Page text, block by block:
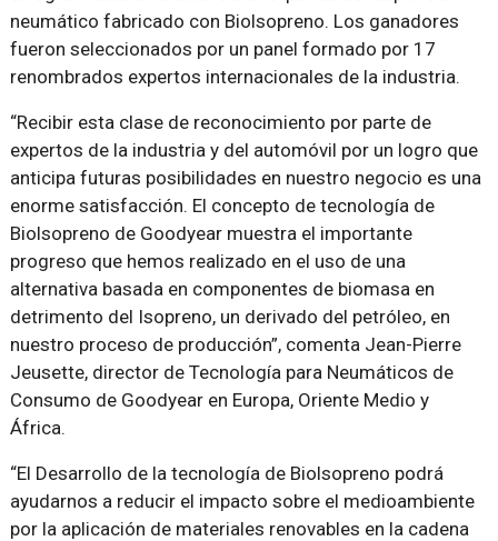
neumático fabricado con Biolsopreno. Los ganadores
fueron seleccionados por un panel formado por 17
renombrados expertos internacionales de la industria.
“Recibir esta clase de reconocimiento por parte de
expertos de la industria y del automóvil por un logro que
anticipa futuras posibilidades en nuestro negocio es una
enorme satisfacción. El concepto de tecnología de
Biolsopreno de Goodyear muestra el importante
progreso que hemos realizado en el uso de una
alternativa basada en componentes de biomasa en
detrimento del Isopreno, un derivado del petróleo, en
nuestro proceso de producción”, comenta Jean-Pierre
Jeusette, director de Tecnología para Neumáticos de
Consumo de Goodyear en Europa, Oriente Medio y
África.
“El Desarrollo de la tecnología de Biolsopreno podrá
ayudarnos a reducir el impacto sobre el medioambiente
por la aplicación de materiales renovables en la cadena